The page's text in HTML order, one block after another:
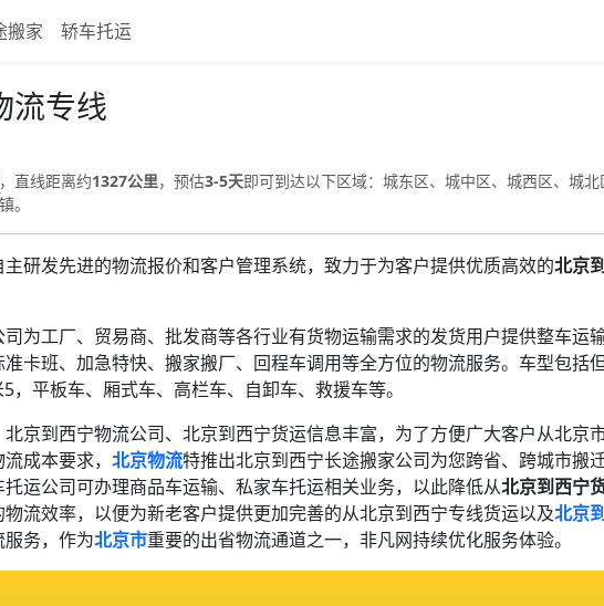
搬家 轿车托运
流专线
直线距离约1327公里，预估3-5天即可到达以下区域：城东区、城中区、城西区、城
。
主研发先进的物流报价和客户管理系统，致力于为客户提供优质高效的北京
为工厂、贸易商、批发商等各行业有货物运输需求的发货用户提供整车运
卡班、加急特快、搬家搬厂、回程车调用等全方位的物流服务。车型包括
，平板车、厢式车、高栏车、自卸车、救援车等。
京到西宁物流公司、北京到西宁货运信息丰富，为了方便广大客户从北京
成本要求， 北京物流特推出北京到西宁长途搬家公司为您跨省、跨城市搬
运公司可办理商品车运输、私家车托运相关业务，以此降低从北京到西宁
流效率，以便为新老客户提供更加完善的从北京到西宁专线货运以及北京
务，作为北京市重要的出省物流通道之一，非凡网持续优化服务体验。